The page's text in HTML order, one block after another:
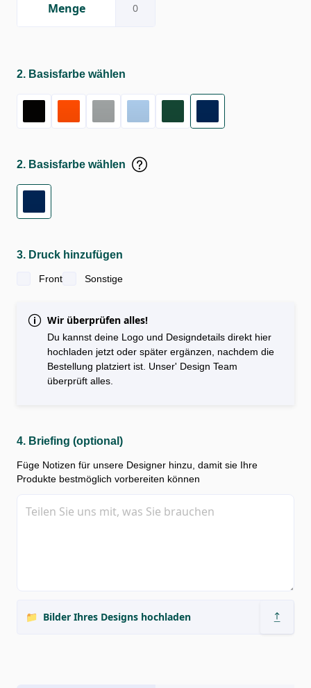
Menge
2. Basisfarbe wählen
2. Basisfarbe wählen
3. Druck hinzufügen
Front Sonstige
Wir überprüfen alles!
Du kannst deine Logo und Designdetails direkt hier
hochladen jetzt oder später ergänzen, nachdem die
Bestellung platziert ist. Unser' Design Team
überprüft alles.
4. Briefing (optional)
Füge Notizen für unsere Designer hinzu, damit sie Ihre
Produkte bestmöglich vorbereiten können
📁 Bilder Ihres Designs hochladen